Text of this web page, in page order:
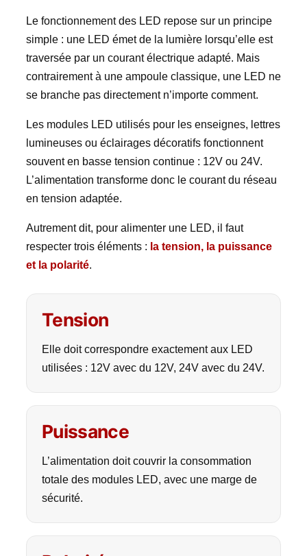
Le fonctionnement des LED repose sur un principe
simple : une LED émet de la lumière lorsqu’elle est
traversée par un courant électrique adapté. Mais
contrairement à une ampoule classique, une LED ne
se branche pas directement n’importe comment.
Les modules LED utilisés pour les enseignes, lettres
lumineuses ou éclairages décoratifs fonctionnent
souvent en basse tension continue : 12V ou 24V.
L’alimentation transforme donc le courant du réseau
en tension adaptée.
Autrement dit, pour alimenter une LED, il faut
respecter trois éléments : la tension, la puissance
et la polarité.
Tension
Elle doit correspondre exactement aux LED
utilisées : 12V avec du 12V, 24V avec du 24V.
Puissance
L’alimentation doit couvrir la consommation
totale des modules LED, avec une marge de
sécurité.